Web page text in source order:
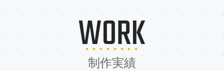
WORK
制作実績